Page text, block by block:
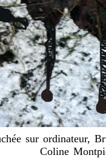
sur ordinateur,
Coline